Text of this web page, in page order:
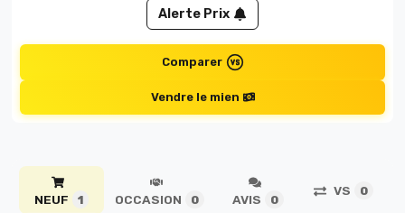
Alerte Prix
Comparer
Vendre le mien
NEUF 1 OCCASION 0 AVIS 0
VS 0